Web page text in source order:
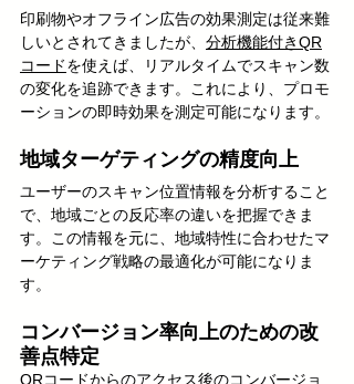
印刷物やオフライン広告の効果測定は従来難
しいとされてきましたが、 分析機能付きQR
コードを使えば、リアルタイムでスキャン数
の変化を追跡できます。これにより、プロモ
ーションの即時効果を測定可能になります。
地域ターゲティングの精度向上
ユーザーのスキャン位置情報を分析すること
で、地域ごとの反応率の違いを把握できま
す。この情報を元に、地域特性に合わせたマ
ーケティング戦略の最適化が可能になりま
す。
コンバージョン率向上のための改
善点特定
QRコードからのアクセス後のコンバージョ